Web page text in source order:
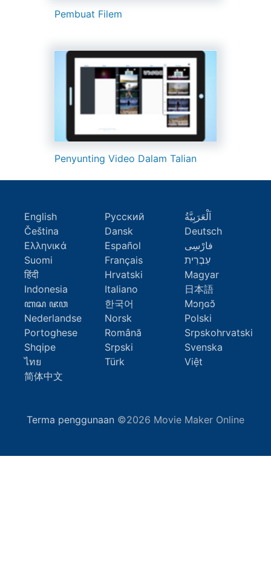
Pembuat Filem
Penyunting Video Dalam Talian
English Русский
اَلْعَرَبِيَّةُ
Čeština
Dansk
Deutsch
Ελληνικά
Español
فارْسِى
Suomi
Français
עִבְרִית
हिंदी
Hrvatski
Magyar
Indonesia
Italiano
日本語
ꦧꦱ ꦗꦮ
한국어
Mɔŋɢɔ̆
Nederlandse
Norsk
Polski
Portoghese
Română
Srpskohrvatski
Shqipe
Srpski
Svenska
ไทย
Türk
Việt
简体中文
Terma penggunaan ©2026 Movie Maker Online